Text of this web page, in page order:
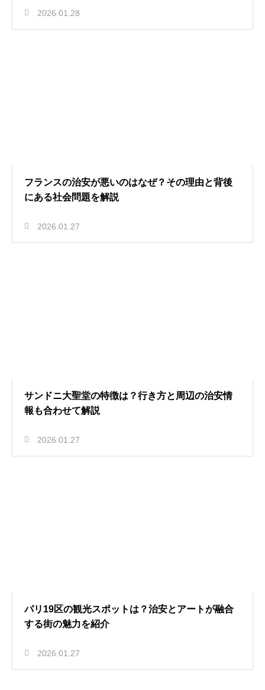
2026.01.28
フランスの治安が悪いのはなぜ？その理由と背後
にある社会問題を解説
2026.01.27
サンドニ大聖堂の特徴は？行き方と周辺の治安情
報も合わせて解説
2026.01.27
パリ19区の観光スポットは？治安とアートが融合
する街の魅力を紹介
2026.01.27